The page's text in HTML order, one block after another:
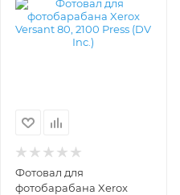
Фотовал для
фотобарабана Xerox